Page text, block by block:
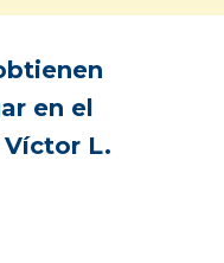
en el
L.